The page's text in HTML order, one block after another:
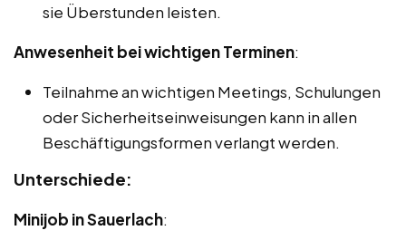
sie Überstunden leisten.
Anwesenheit bei wichtigen Terminen:
Teilnahme an wichtigen Meetings, Schulungen
oder Sicherheitseinweisungen kann in allen
Beschäftigungsformen verlangt werden.
Unterschiede:
Minijob in Sauerlach: